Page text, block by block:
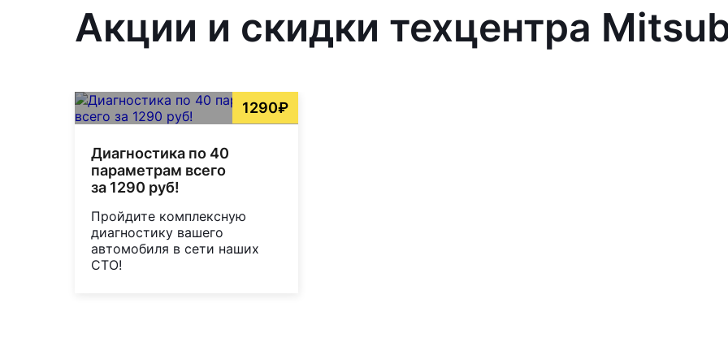
Акции и скидки техцентра
1290₽
Диагностика по 40
параметрам всего
за 1290 руб!
Пройдите комплексную
диагностику вашего
автомобиля в сети наших
СТО!